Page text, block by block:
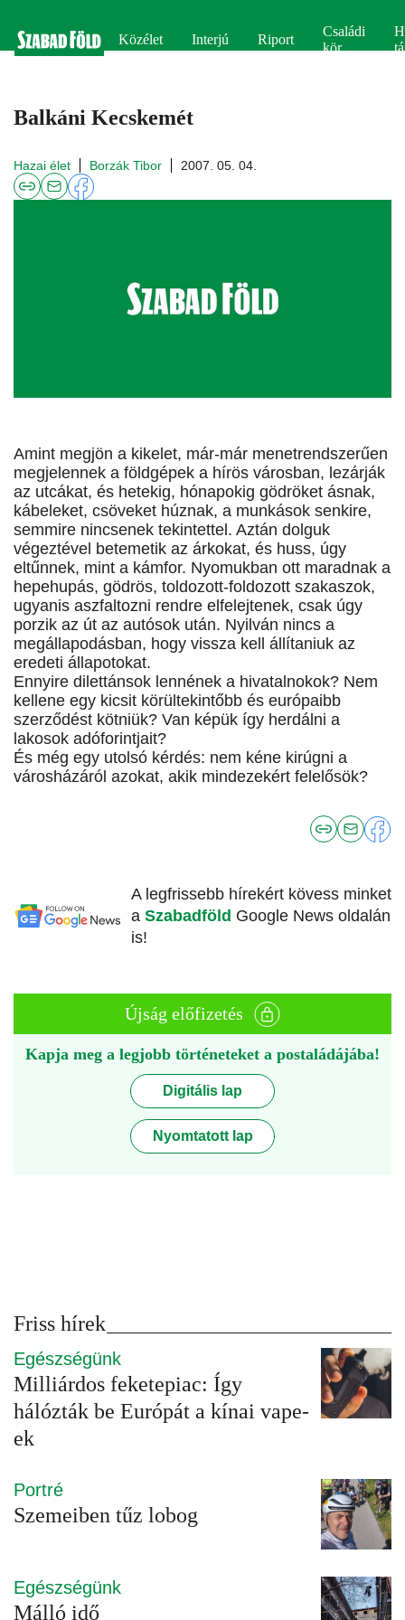
Közélet Interjú Riport
Családi
kör
Balkáni Kecskemét
Hazai élet Borzák Tibor 2007. 05. 04.
Amint megjön a kikelet, már-már menetrendszerűen
megjelennek a földgépek a hírös városban, lezárják
az utcákat, és hetekig, hónapokig gödröket ásnak,
kábeleket, csöveket húznak, a munkások senkire,
semmire nincsenek tekintettel. Aztán dolguk
végeztével betemetik az árkokat, és huss, úgy
eltűnnek, mint a kámfor. Nyomukban ott maradnak a
hepehupás, gödrös, toldozott-foldozott szakaszok,
ugyanis aszfaltozni rendre elfelejtenek, csak úgy
porzik az út az autósok után. Nyilván nincs a
megállapodásban, hogy vissza kell állítaniuk az
eredeti állapotokat.
Ennyire dilettánsok lennének a hivatalnokok? Nem
kellene egy kicsit körültekintőbb és európaibb
szerződést kötniük? Van képük így herdálni a
lakosok adóforintjait?
És még egy utolsó kérdés: nem kéne kirúgni a
városházáról azokat, akik mindezekért felelősök?
A legfrissebb hírekért kövess minket
a Szabadföld Google News oldalán
is!
Újság előfizetés
Kapja meg a legjobb történeteket a postaládájába!
Digitális lap
Nyomtatott lap
Friss hírek
Egészségünk
Milliárdos feketepiac: Így
hálózták be Európát a kínai vape-
ek
Portré
Szemeiben tűz lobog
Egészségünk
Málló idő